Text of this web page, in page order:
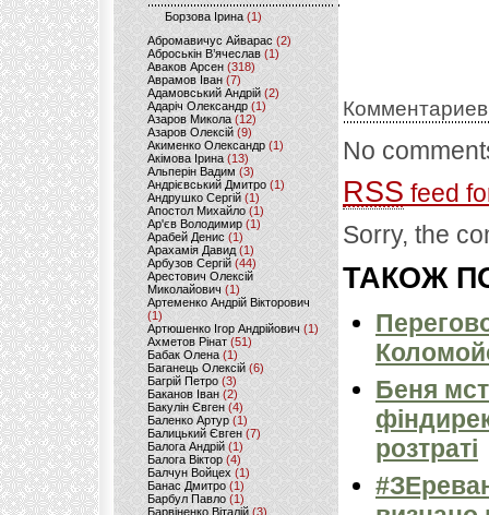
Борзова Ірина(1)
Абромавичус Айварас (2)
Аброськін В’ячеслав(1)
Аваков Арсен (318)
Аврамов Іван (7)
Адамовський Андрій(2)
Адаріч Олександр (1)
Азаров Микола (12)
Азаров Олексій (9)
Акименко Олександр(1)
Акімова Ірина(13)
Альперін Вадим (3)
Андрієвський Дмитро(1)
Андрушко Сергій(1)
Апостол Михайло(1)
Ар'єв Володимир (1)
Арабей Денис(1)
Арахамія Давид (1)
Арбузов Сергій (44)
Арестович Олексій
Миколайович(1)
Артеменко Андрій Вікторович
(1)
Артюшенко Ігор Андрійович(1)
Ахметов Рінат(51)
Бабак Олена(1)
Баганець Олексій(6)
Багрій Петро (3)
Баканов Іван(2)
Бакулін Євген (4)
Баленко Артур(1)
Балицький Євген(7)
Балога Андрій (1)
Балога Віктор (4)
Балчун Войцех (1)
Банас Дмитро (1)
Барбул Павло(1)
Барвіненко Віталій(3)
No
RSS feed
Sorry, the
ТАКОЖ
Беня
розтраті